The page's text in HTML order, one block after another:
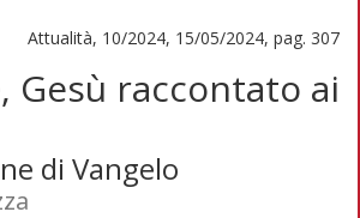
Attualità, 10/2024, 15/05/2024, pag. 307
Gesù raccontato ai
di Vangelo